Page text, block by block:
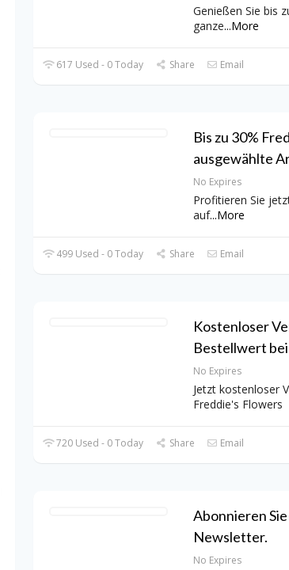
Genießen Sie bis
ganze...More
617 Used - 0 Today Share Email
Bis zu 30%
ausgewählte
No Expires
Profitieren Sie
auf...More
499 Used - 0 Today Share Email
Kostenloser
Bestellwert bei
No Expires
Jetzt kostenloser
Freddie's Flowers
720 Used - 0 Today Share Email
Abonnieren
Newsletter.
No Expires